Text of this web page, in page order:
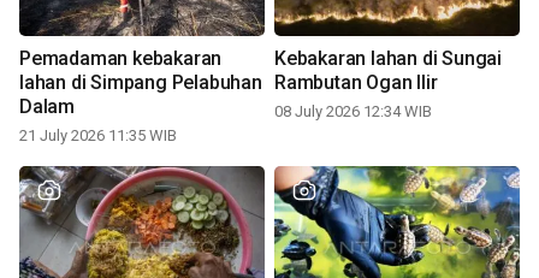
Pemadaman kebakaran
lahan di Simpang Pelabuhan
Dalam
21 July 2026 11:35 WIB
Kebakaran lahan di Sungai
Rambutan Ogan Ilir
08 July 2026 12:34 WIB